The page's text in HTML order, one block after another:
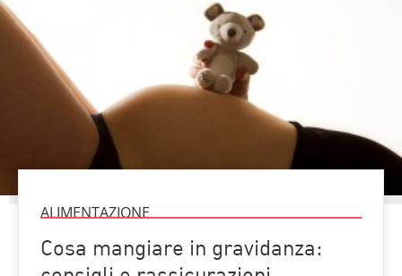
ALIMENTAZIONE
Cosa mangiare in gravidanza: